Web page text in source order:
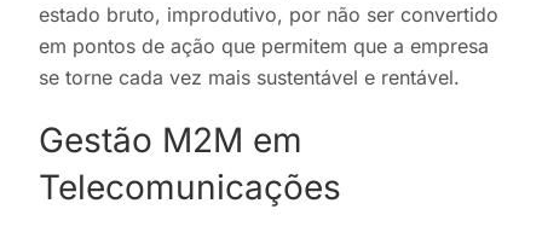
estado bruto, improdutivo, por não ser convertido
em pontos de ação que permitem que a empresa
se torne cada vez mais sustentável e rentável.
Gestão M2M em
Telecomunicações